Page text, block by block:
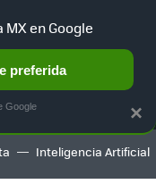
NUEVO
Inteligencia Artificial
×
en Google
preferida
Google